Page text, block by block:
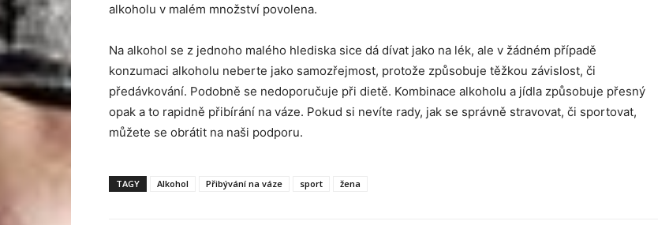
alkoholu v malém množství povolena.
Na alkohol se z jednoho malého hlediska sice dá dívat jako na lék, ale v žádném případě
konzumaci alkoholu neberte jako samozřejmost, protože způsobuje těžkou závislost, či
předávkování. Podobně se nedoporučuje při dietě. Kombinace alkoholu a jídla způsobuje přesný
opak a to rapidně přibírání na váze. Pokud si nevíte rady, jak se správně stravovat, či sportovat,
můžete se obrátit na naši podporu.
TAGY Alkohol Přibývání na váze sport žena